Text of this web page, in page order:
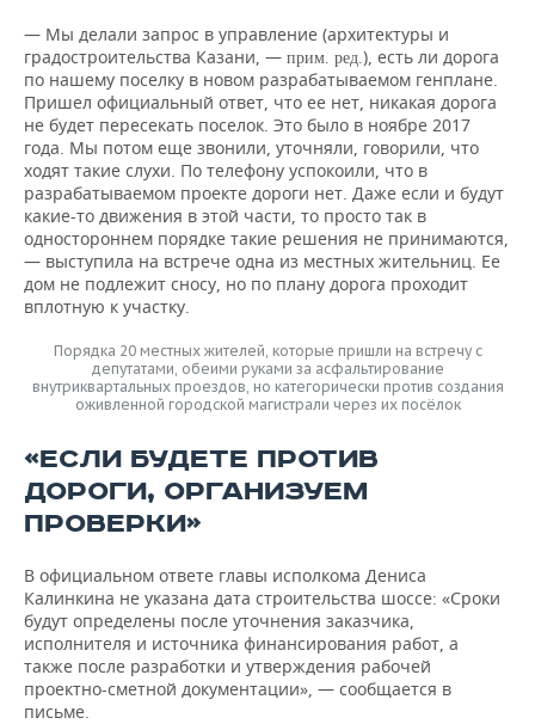
— Мы делали запрос в управление (архитектуры и
градостроительства Казани, — прим. ред.), есть ли дорога
по нашему поселку в новом разрабатываемом генплане.
Пришел официальный ответ, что ее нет, никакая дорога
не будет пересекать поселок. Это было в ноябре 2017
года. Мы потом еще звонили, уточняли, говорили, что
ходят такие слухи. По телефону успокоили, что в
разрабатываемом проекте дороги нет. Даже если и будут
какие-то движения в этой части, то просто так в
одностороннем порядке такие решения не принимаются,
— выступила на встрече одна из местных жительниц. Ее
дом не подлежит сносу, но по плану дорога проходит
вплотную к участку.
Порядка 20 местных жителей, которые пришли на встречу с
депутатами, обеими руками за асфальтирование
внутриквартальных проездов, но категорически против создания
оживленной городской магистрали через их посёлок
«ЕСЛИ БУДЕТЕ ПРОТИВ
ДОРОГИ, ОРГАНИЗУЕМ
ПРОВЕРКИ»
В официальном ответе главы исполкома Дениса
Калинкина не указана дата строительства шоссе: «Сроки
будут определены после уточнения заказчика,
исполнителя и источника финансирования работ, а
также после разработки и утверждения рабочей
проектно-сметной документации», — сообщается в
письме.